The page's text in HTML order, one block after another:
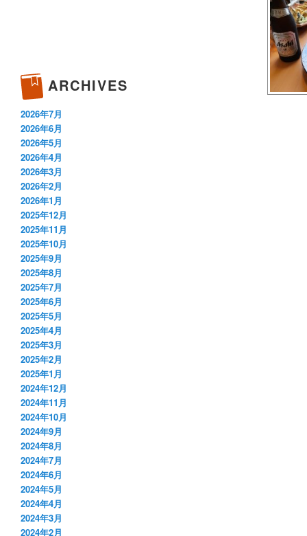
ARCHIVES
2026年7月
2026年6月
2026年5月
2026年4月
2026年3月
2026年2月
2026年1月
2025年12月
2025年11月
2025年10月
2025年9月
2025年8月
2025年7月
2025年6月
2025年5月
2025年4月
2025年3月
2025年2月
2025年1月
2024年12月
2024年11月
2024年10月
2024年9月
2024年8月
2024年7月
2024年6月
2024年5月
2024年4月
2024年3月
2024年2月